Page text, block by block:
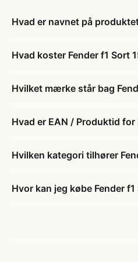
Hvad er navnet på
Hvad koster Fender f1 Sort
Hvilket mærke står bag
Hvad er EAN / Produktid
Hvilken kategori tilhører
Hvor kan jeg købe Fender